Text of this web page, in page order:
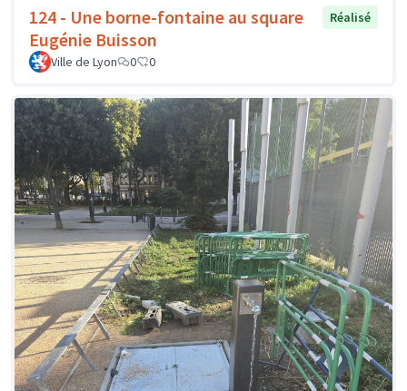
124 - Une borne-fontaine au square
Eugénie Buisson
Réalisé
Ville de Lyon 0 0